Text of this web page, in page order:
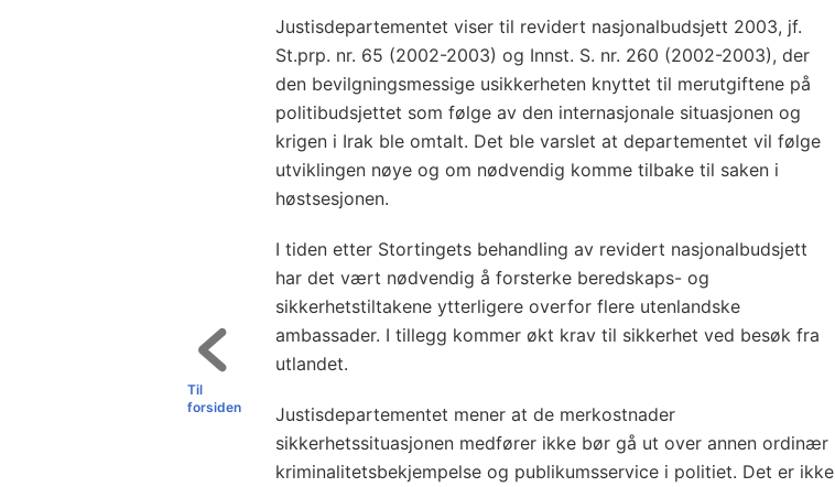
Justisdepartementet viser til revidert nasjonalbudsjett 2003, jf.
St.prp. nr. 65 (2002-2003) og Innst. S. nr. 260 (2002-2003), der
den bevilgningsmessige usikkerheten knyttet til merutgiftene på
politibudsjettet som følge av den internasjonale situasjonen og
krigen i Irak ble omtalt. Det ble varslet at departementet vil følge
utviklingen nøye og om nødvendig komme tilbake til saken i
høstsesjonen.
I tiden etter Stortingets behandling av revidert nasjonalbudsjett
har det vært nødvendig å forsterke beredskaps- og
sikkerhetstiltakene ytterligere overfor flere utenlandske
ambassader. I tillegg kommer økt krav til sikkerhet ved besøk fra
utlandet.
Justisdepartementet mener at de merkostnader
sikkerhetssituasjonen medfører ikke bør gå ut over annen ordinær
kriminalitetsbekjempelse og publikumsservice i politiet. Det er ikke
Til
forsiden